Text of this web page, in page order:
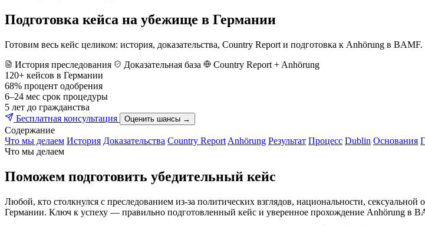
Подготовка кейса на убежище в Германии
Готовим весь кейс целиком: история, доказательства, Country Report и подготовка к Anhörung в
История преследования
Доказательная база
Country Report + Anhörung
120+ кейсов в Германии
68% процент одобрения
6–24 мес срок процедуры
5 лет до гражданства
Бесплатная консультация
Оценить шансы →
Содержание
Что мы делаем История Доказательства Country Report Anhörung Результат Процесс Dublin Основания
Что мы делаем
Поможем подготовить убедительный кейс
Любой, кто столкнулся с преследованием из-за политических взглядов, национальности,
Германии. Ключ к успеху — правильно подготовленный кейс и уверенное прохождение Anhörung в